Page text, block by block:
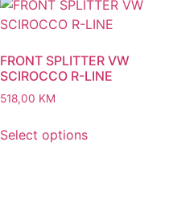
FRONT SPLITTER VW
SCIROCCO R-LINE
518,00 KM
Select options